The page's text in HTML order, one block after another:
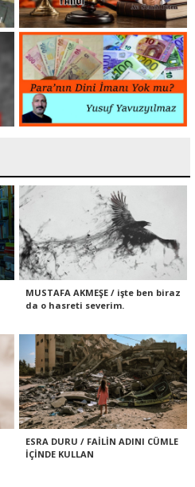
MUSTAFA AKMEŞE / işte ben biraz
da o hasreti severim.
ESRA DURU / FAİLİN ADINI CÜMLE
İÇİNDE KULLAN